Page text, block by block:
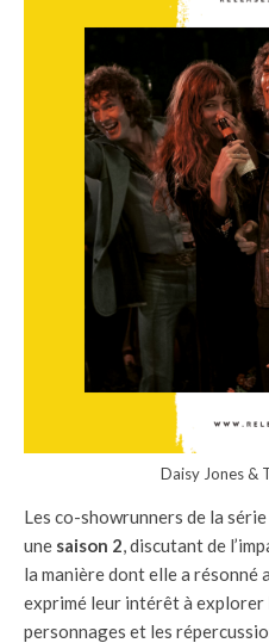
Daisy Jones &
Les co-showrunners de la
une saison 2, discutant de
la manière dont elle a résonné
exprimé leur intérêt à explorer
personnages et les